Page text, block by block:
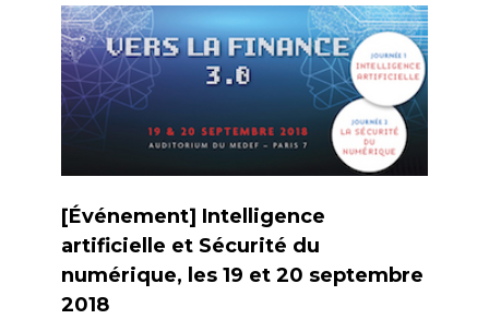
[Événement] Intelligence
artificielle et Sécurité du
numérique, les 19 et 20 septembre
2018